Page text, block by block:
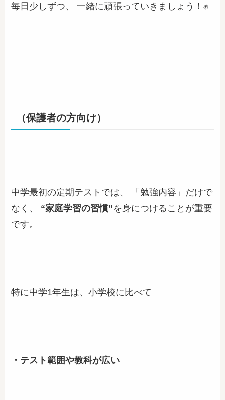
毎日少しずつ、 一緒に頑張っていきましょう！✊
（保護者の方向け）
中学最初の定期テストでは、 「勉強内容」だけで
なく、
“家庭学習の習慣”を身につけることが重要
です。
特に中学1年生は、小学校に比べて
・テスト範囲や教科が広い